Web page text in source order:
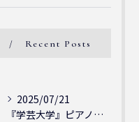
Recent Posts
2025/07/21
『学芸大学』ピアノを弾ける喜び - シェリー・アーツ音楽教室...